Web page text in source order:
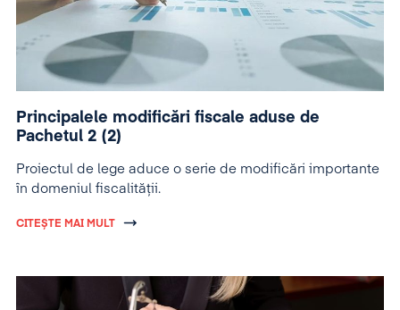
Principalele modificări fiscale aduse de
Pachetul 2 (2)
Proiectul de lege aduce o serie de modificări importante
în domeniul fiscalității.
CITEȘTE MAI MULT